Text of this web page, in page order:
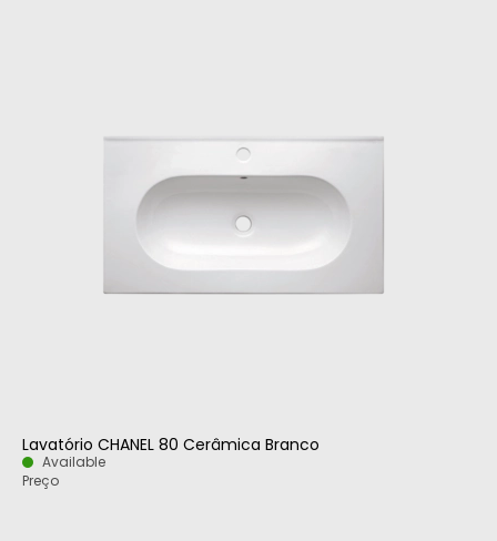
Lavatório CHANEL 80 Cerâmica Branco
Available
Preço